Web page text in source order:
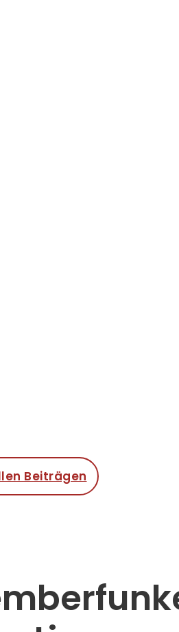
Beiträgen